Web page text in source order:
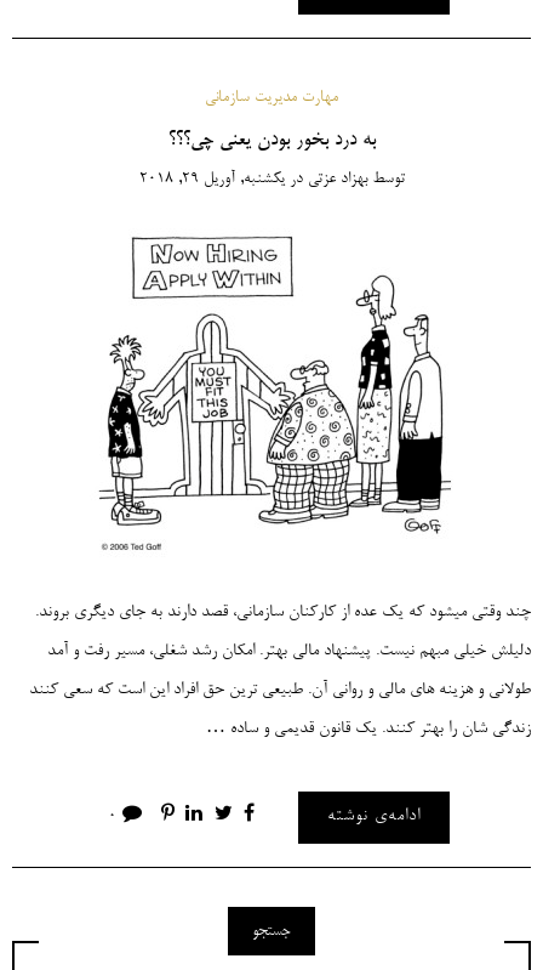
مهارت مدیریت سازمانی
به درد بخور بودن یعنی چی؟؟؟
توسطبهزاد عزتی دریکشنبه, آوریل 29, 2018
چند وقتی میشود که یک عده از کارکنان سازمانی، قصد دارند به جای دیگری بروند.
دلیلش خیلی مبهم نیست. پیشنهاد مالی بهتر. امکان رشد شغلی، مسیر رفت و آمد
طولانی و هزینه های مالی و روانی آن. طبیعی ترین حق افراد این است که سعی کنند
زندگی شان را بهتر کنند. یک قانون قدیمی و ساده …
ادامه‌ی نوشته 0
جستجو